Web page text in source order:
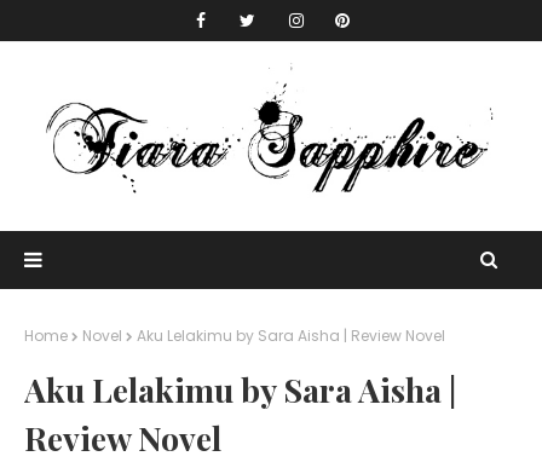
Home Novel Aku Lelakimu by Sara Aisha | Review Novel
Aku Lelakimu by Sara Aisha |
Review Novel